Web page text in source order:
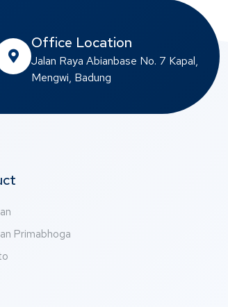
Office Location
Jalan Raya Abianbase No. 7 Kapal,
Mengwi, Badung
Primabhoga